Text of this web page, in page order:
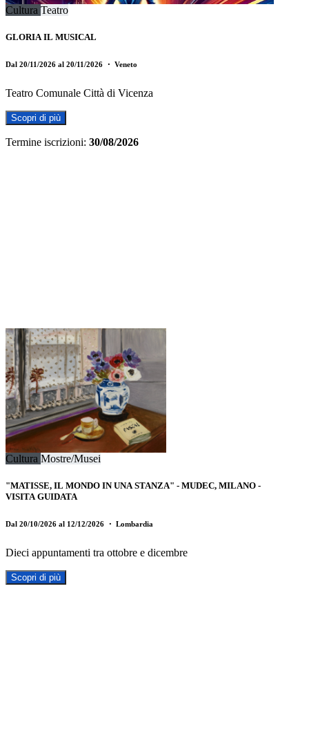
Cultura Teatro
GLORIA IL MUSICAL
Dal 20/11/2026 al 20/11/2026 ・ Veneto
Teatro Comunale Città di Vicenza
Scopri di più
Termine iscrizioni: 30/08/2026
Cultura Mostre/Musei
"MATISSE, IL MONDO IN UNA STANZA" - MUDEC, MILANO -
VISITA GUIDATA
Dal 20/10/2026 al 12/12/2026 ・ Lombardia
Dieci appuntamenti tra ottobre e dicembre
Scopri di più